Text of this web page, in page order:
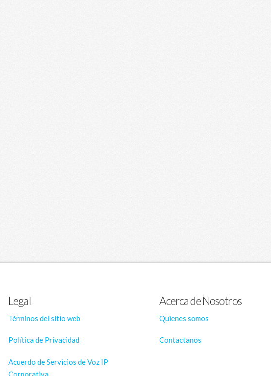
Legal
Términos del sitio web
Política de Privacidad
Acuerdo de Servicios de Voz IP
Corporativa
Acerca de Nosotros
Quienes somos
Contactanos